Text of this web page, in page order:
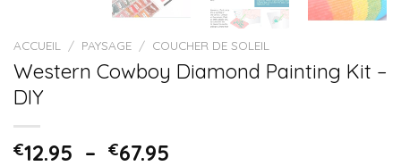
ACCUEIL / PAYSAGE / COUCHER DE SOLEIL
Western Cowboy Diamond Painting Kit –
DIY
€12.95 – €67.95